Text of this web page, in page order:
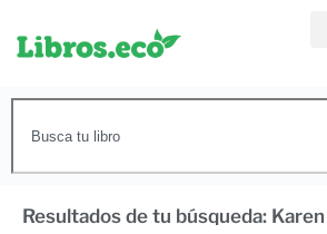
Resultados de tu búsqueda: